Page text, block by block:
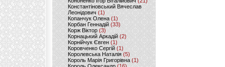
Константіновський Вячеслав
Леонідович (1)
Копанчук Олена (1)
Корбан Геннадій (33)
Корж Віктор (3)
Корнацький Аркадій (2)
Корнійчук Євген (1)
Коровченко Сергій (1)
Королевська Наталія(5)
Король Марія Григорівна (1)